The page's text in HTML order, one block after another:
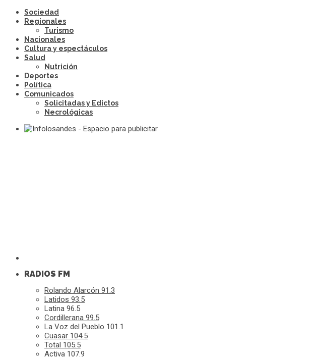
Sociedad
Regionales
Turismo
Nacionales
Cultura y espectáculos
Salud
Nutrición
Deportes
Política
Comunicados
Solicitadas y Edictos
Necrológicas
RADIOS FM
Rolando Alarcón 91.3
Latidos 93.5
Latina 96.5
Cordillerana 99.5
La Voz del Pueblo 101.1
Cuasar 104.5
Total 105.5
Activa 107.9